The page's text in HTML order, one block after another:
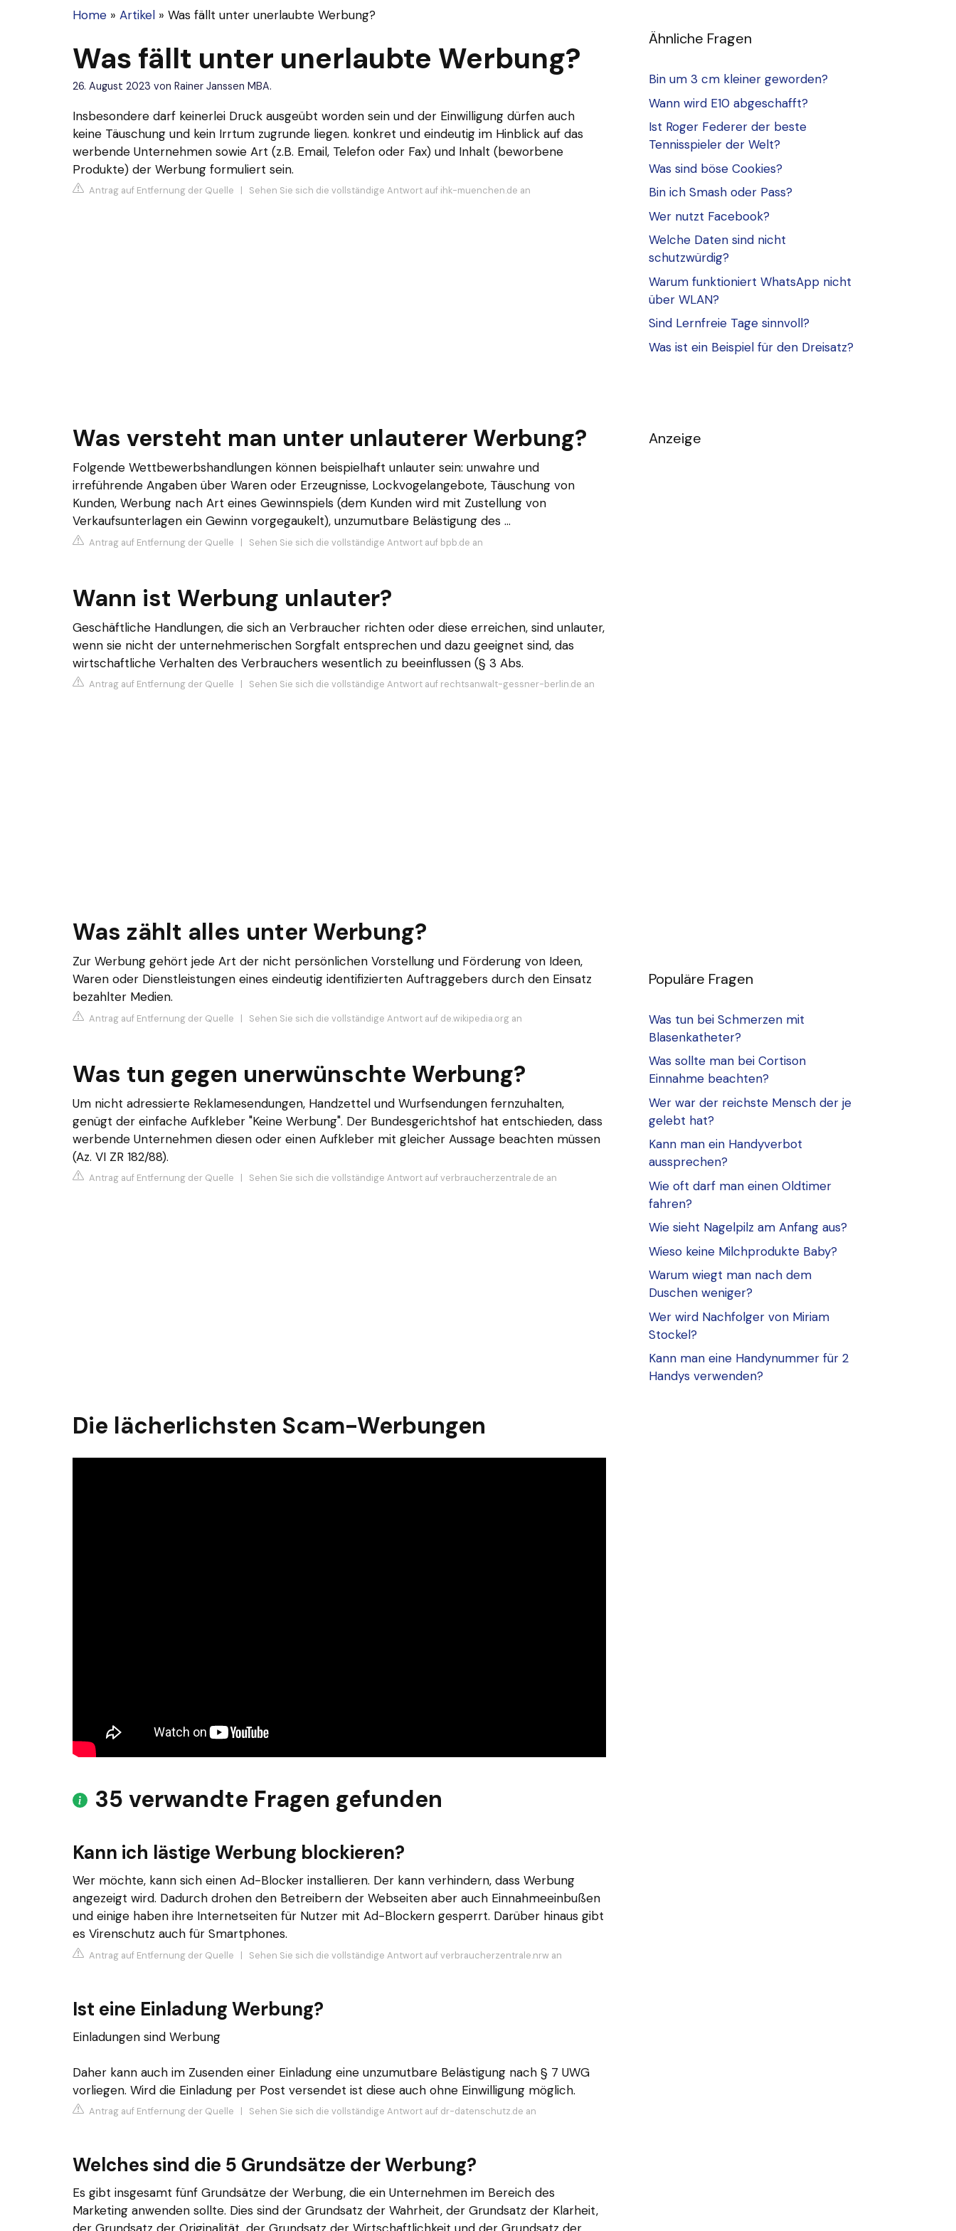
Home » Artikel » Was fällt unter unerlaubte Werbung?
Was fällt unter unerlaubte Werbung?
26. August 2023 von Rainer Janssen MBA.
Insbesondere darf keinerlei Druck ausgeübt worden sein und der Einwilligung dürfen auch
keine Täuschung und kein Irrtum zugrunde liegen. konkret und eindeutig im Hinblick auf das
werbende Unternehmen sowie Art (z.B. Email, Telefon oder Fax) und Inhalt (beworbene
Produkte) der Werbung formuliert sein.
Antrag auf Entfernung der Quelle | Sehen Sie sich die vollständige Antwort auf ihk-muenchen.de an
Was versteht man unter unlauterer Werbung?
Folgende Wettbewerbshandlungen können beispielhaft unlauter sein: unwahre und
irreführende Angaben über Waren oder Erzeugnisse, Lockvogelangebote, Täuschung von
Kunden, Werbung nach Art eines Gewinnspiels (dem Kunden wird mit Zustellung von
Verkaufsunterlagen ein Gewinn vorgegaukelt), unzumutbare Belästigung des ...
Antrag auf Entfernung der Quelle | Sehen Sie sich die vollständige Antwort auf bpb.de an
Wann ist Werbung unlauter?
Geschäftliche Handlungen, die sich an Verbraucher richten oder diese erreichen, sind unlauter,
wenn sie nicht der unternehmerischen Sorgfalt entsprechen und dazu geeignet sind, das
wirtschaftliche Verhalten des Verbrauchers wesentlich zu beeinflussen (§ 3 Abs.
Antrag auf Entfernung der Quelle | Sehen Sie sich die vollständige Antwort auf rechtsanwalt-gessner-berlin.de an
Was zählt alles unter Werbung?
Zur Werbung gehört jede Art der nicht persönlichen Vorstellung und Förderung von Ideen,
Waren oder Dienstleistungen eines eindeutig identifizierten Auftraggebers durch den Einsatz
bezahlter Medien.
Antrag auf Entfernung der Quelle | Sehen Sie sich die vollständige Antwort auf de.wikipedia.org an
Was tun gegen unerwünschte Werbung?
Um nicht adressierte Reklamesendungen, Handzettel und Wurfsendungen fernzuhalten,
genügt der einfache Aufkleber "Keine Werbung". Der Bundesgerichtshof hat entschieden, dass
werbende Unternehmen diesen oder einen Aufkleber mit gleicher Aussage beachten müssen
(Az. VI ZR 182/88).
Antrag auf Entfernung der Quelle | Sehen Sie sich die vollständige Antwort auf verbraucherzentrale.de an
Die lächerlichsten Scam-Werbungen
35 verwandte Fragen gefunden
Kann ich lästige Werbung blockieren?
Wer möchte, kann sich einen Ad-Blocker installieren. Der kann verhindern, dass Werbung
angezeigt wird. Dadurch drohen den Betreibern der Webseiten aber auch Einnahmeeinbußen
und einige haben ihre Internetseiten für Nutzer mit Ad-Blockern gesperrt. Darüber hinaus gibt
es Virenschutz auch für Smartphones.
Antrag auf Entfernung der Quelle | Sehen Sie sich die vollständige Antwort auf verbraucherzentrale.nrw an
Ist eine Einladung Werbung?
Einladungen sind Werbung
Daher kann auch im Zusenden einer Einladung eine unzumutbare Belästigung nach § 7 UWG
vorliegen. Wird die Einladung per Post versendet ist diese auch ohne Einwilligung möglich.
Antrag auf Entfernung der Quelle Sehen Sie sich die vollständige Antwort auf dr-datenschutz.de an
Welches sind die 5 Grundsätze der Werbung?
Es gibt insgesamt fünf Grundsätze der Werbung, die ein Unternehmen im Bereich des
Marketing anwenden sollte. Dies sind der Grundsatz der Wahrheit, der Grundsatz der Klarheit,
Ähnliche Fragen
Bin um 3 cm kleiner geworden?
Wann wird E10 abgeschafft?
Ist Roger Federer der beste
Tennisspieler der Welt?
Was sind böse Cookies?
Bin ich Smash oder Pass?
Wer nutzt Facebook?
Welche Daten sind nicht
schutzwürdig?
Warum funktioniert WhatsApp nicht
über WLAN?
Sind Lernfreie Tage sinnvoll?
Was ist ein Beispiel für den Dreisatz?
Anzeige
Populäre Fragen
Was tun bei Schmerzen mit
Blasenkatheter?
Was sollte man bei Cortison
Einnahme beachten?
Wer war der reichste Mensch der je
gelebt hat?
Kann man ein Handyverbot
aussprechen?
Wie oft darf man einen Oldtimer
fahren?
Wie sieht Nagelpilz am Anfang aus?
Wieso keine Milchprodukte Baby?
Warum wiegt man nach dem
Duschen weniger?
Wer wird Nachfolger von Miriam
Stockel?
Kann man eine Handynummer für 2
Handys verwenden?